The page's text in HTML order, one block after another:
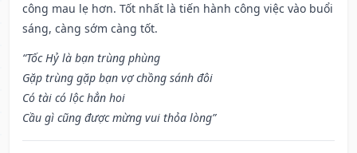
công mau lẹ hơn. Tốt nhất là tiến hành công việc vào buổi
sáng, càng sớm càng tốt.
“Tốc Hỷ là bạn trùng phùng
Gặp trùng gặp bạn vợ chồng sánh đôi
Có tài có lộc hẳn hoi
Cầu gì cũng được mừng vui thỏa lòng”